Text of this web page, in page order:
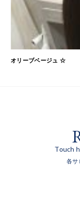
オリーブベージュ ☆
Touch
各サ